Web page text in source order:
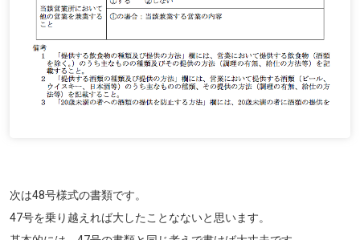
次は48号様式の書類です。
47号を乗り越えれば大したことなないと思います。